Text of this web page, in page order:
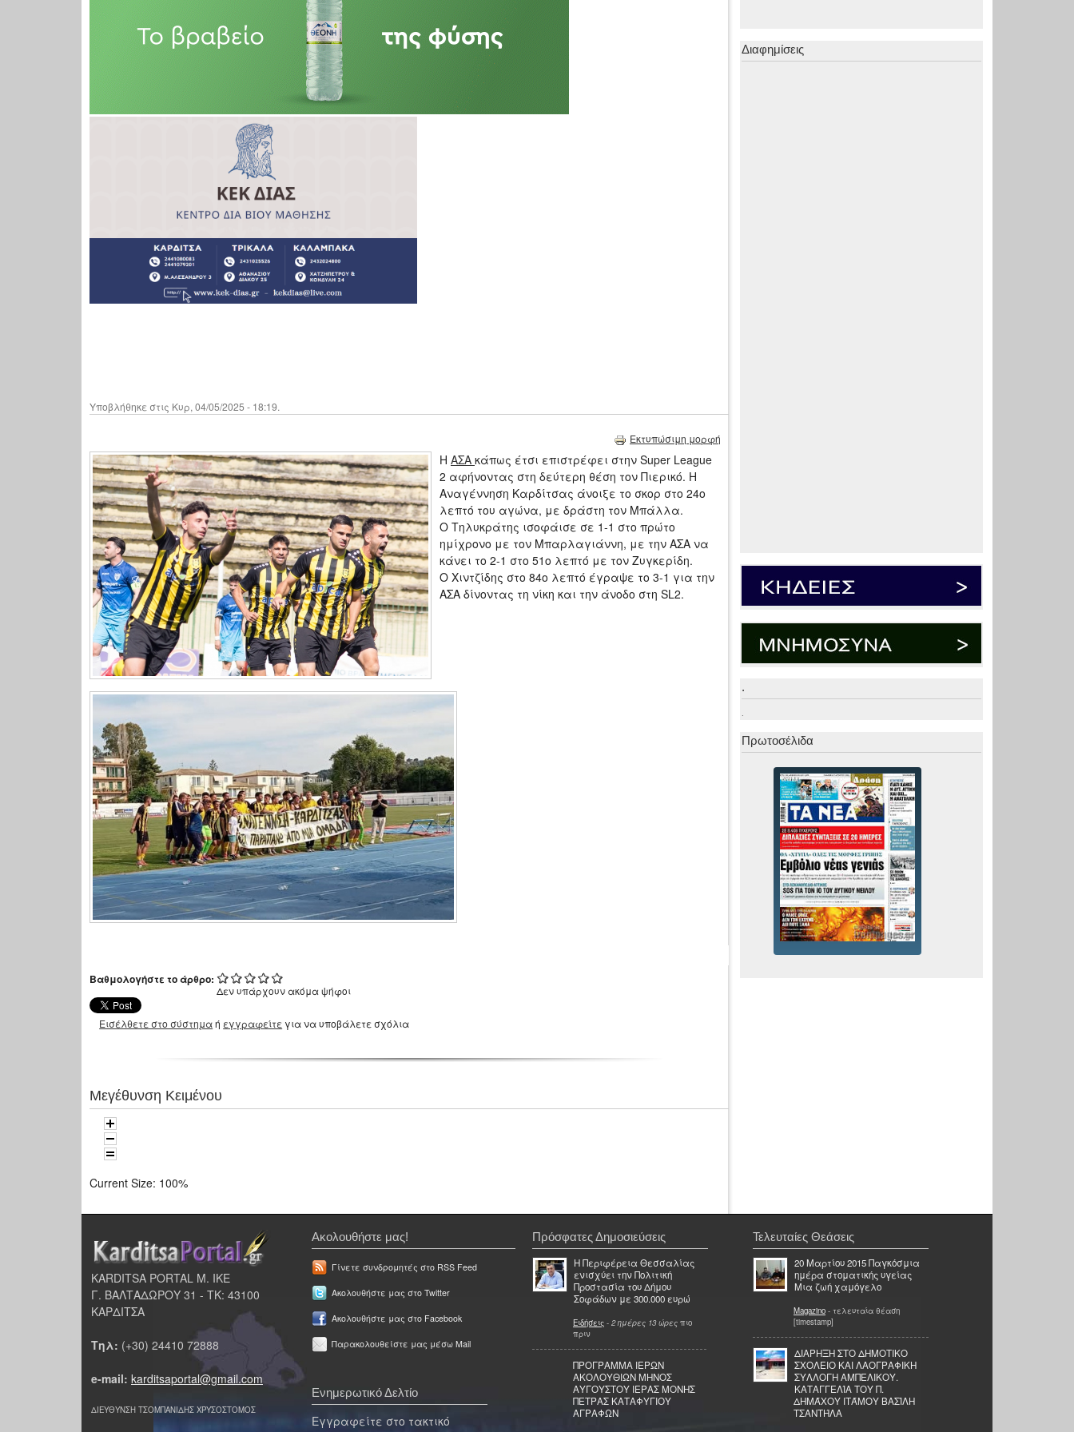
Υποβλήθηκε στις Κυρ, 04/05/2025 - 18:19.
Εκτυπώσιμη μορφή
Η ΑΣΑ κάπως έτσι επιστρέφει στην Super League
2 αφήνοντας στη δεύτερη θέση τον Πιερικό. Η
Αναγέννηση Καρδίτσας άνοιξε το σκορ στο 24ο
λεπτό του αγώνα, με δράστη τον Μπάλλα.
Ο Τηλυκράτης ισοφάισε σε 1-1 στο πρώτο
ημίχρονο με τον Μπαρλαγιάννη, με την ΑΣΑ να
κάνει το 2-1 στο 51ο λεπτό με τον Ζυγκερίδη.
Ο Χιντζίδης στο 84ο λεπτό έγραψε το 3-1 για την
ΑΣΑ δίνοντας τη νίκη και την άνοδο στη SL2.
Βαθμολογήστε το άρθρο:
Δεν υπάρχουν ακόμα ψήφοι
Εισέλθετε στο σύστημαή εγγραφείτε για να υποβάλετε σχόλια
Μεγέθυνση Κειμένου
Current Size: 100%
Διαφημίσεις
.
.
Πρωτοσέλιδα
KARDITSA PORTAL Μ. ΙΚΕ
Γ. ΒΑΛΤΑΔΩΡΟΥ 31 - ΤΚ: 43100
ΚΑΡΔΙΤΣΑ
Τηλ: (+30) 24410 72888
e-mail: karditsaportal@gmail.com
ΔΙΕΥΘΥΝΣΗ ΤΣΟΜΠΑΝΙΔΗΣ ΧΡΥΣΟΣΤΟΜΟΣ
Ακολουθήστε μας!
Γίνετε συνδρομητές στο RSS Feed
Ακολουθήστε μας στο Twitter
Ακολουθήστε μας στο Facebook
Παρακολουθείστε μας μέσω Mail
Ενημερωτικό Δελτίο
Εγγραφείτε στο τακτικό
Πρόσφατες Δημοσιεύσεις
Η Περιφέρεια Θεσσαλίας
ενισχύει την Πολιτική
Προστασία του Δήμου
Σοφάδων με 300.000 ευρώ
Ειδήσεις - 2 ημέρες 13 ώρες πιο
πριν
ΠΡΟΓΡΑΜΜΑ ΙΕΡΩΝ
ΑΚΟΛΟΥΘΙΩΝ ΜΗΝΟΣ
ΑΥΓΟΥΣΤΟΥ ΙΕΡΑΣ ΜΟΝΗΣ
ΠΕΤΡΑΣ ΚΑΤΑΦΥΓΙΟΥ
ΑΓΡΑΦΩΝ
Τελευταίες Θεάσεις
20 Μαρτίου 2015 Παγκόσμια
ημέρα στοματικής υγείας
Μια ζωή χαμόγελο
Magazino - τελευταία θέαση
[timestamp]
ΔΙΑΡΗΞΗ ΣΤΟ ΔΗΜΟΤΙΚΟ
ΣΧΟΛΕΙΟ ΚΑΙ ΛΑΟΓΡΑΦΙΚΗ
ΣΥΛΛΟΓΗ ΑΜΠΕΛΙΚΟΥ.
ΚΑΤΑΓΓΕΛΊΑ ΤΟΥ Π.
ΔΗΜΆΧΟΥ ΙΤΆΜΟΥ ΒΑΣΊΛΗ
ΤΣΑΝΤΉΛΑ